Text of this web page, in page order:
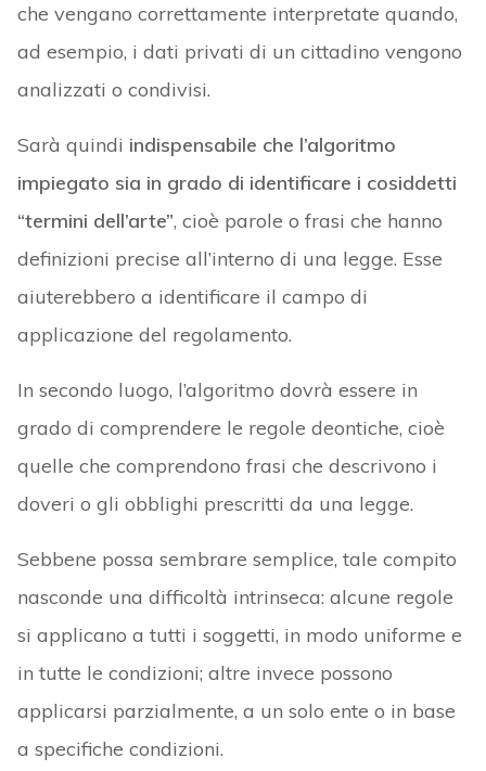
che vengano correttamente interpretate quando,
ad esempio, i dati privati di un cittadino vengono
analizzati o condivisi.
Sarà quindi indispensabile che l’algoritmo
impiegato sia in grado di identificare i cosiddetti
“termini dell’arte”, cioè parole o frasi che hanno
definizioni precise all’interno di una legge. Esse
aiuterebbero a identificare il campo di
applicazione del regolamento.
In secondo luogo, l’algoritmo dovrà essere in
grado di comprendere le regole deontiche, cioè
quelle che comprendono frasi che descrivono i
doveri o gli obblighi prescritti da una legge.
Sebbene possa sembrare semplice, tale compito
nasconde una difficoltà intrinseca: alcune regole
si applicano a tutti i soggetti, in modo uniforme e
in tutte le condizioni; altre invece possono
applicarsi parzialmente, a un solo ente o in base
a specifiche condizioni.